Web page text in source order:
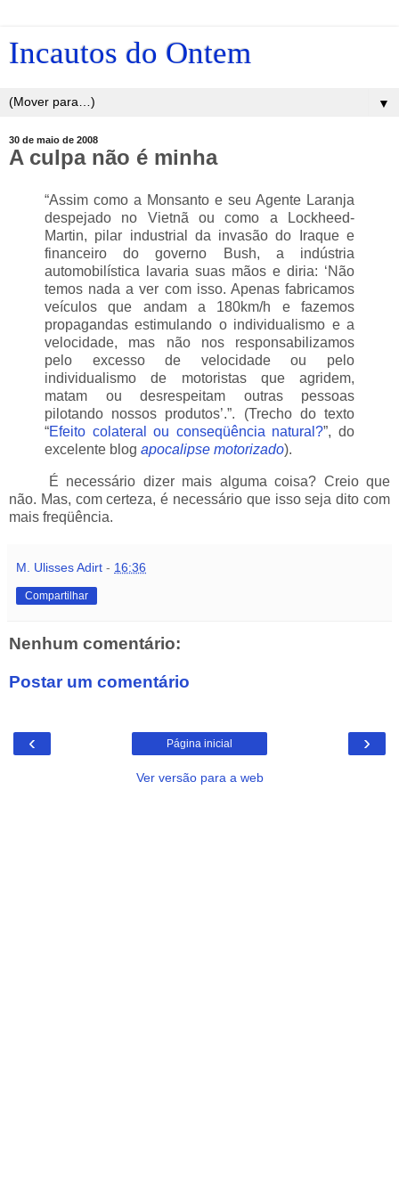
Incautos do Ontem
▼
30 de maio de 2008
A culpa não é minha
“Assim como a Monsanto e seu Agente Laranja
despejado no Vietnã ou como a Lockheed-
Martin, pilar industrial da invasão do Iraque e
financeiro do governo Bush, a indústria
automobilística lavaria suas mãos e diria: ‘Não
temos nada a ver com isso. Apenas fabricamos
veículos que andam a 180km/h e fazemos
propagandas estimulando o individualismo e a
velocidade, mas não nos responsabilizamos
pelo excesso de velocidade ou pelo
individualismo de motoristas que agridem,
matam ou desrespeitam outras pessoas
pilotando nossos produtos’.”. (Trecho do texto
“Efeito colateral ou conseqüência natural?”, do
excelente blog apocalipse motorizado).
É necessário dizer mais alguma coisa? Creio que
não. Mas, com certeza, é necessário que isso seja dito com
mais freqüência.
M. Ulisses Adirt - 16:36
Compartilhar
Nenhum comentário:
Postar um comentário
‹ ›
Página inicial
Ver versão para a web